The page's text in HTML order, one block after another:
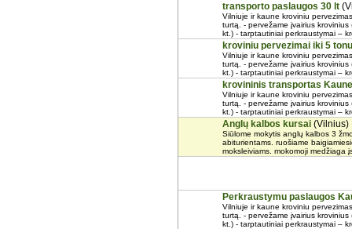
transporto paslaugos 30 lt
Vilniuje ir kaune kroviniu
turtą. - pervežame įvairius
kt.) - tarptautiniai perkraustymai –
kroviniu pervezimai iki 5
Vilniuje ir kaune kroviniu
turtą. - pervežame įvairius
kt.) - tarptautiniai perkraustymai –
krovininis transportas
Vilniuje ir kaune kroviniu
turtą. - pervežame įvairius
kt.) - tarptautiniai perkraustymai –
Anglų kalbos kursai (Vilnius)
Siūlome mokytis anglų kalbos 3
abiturientams. ruošiame
moksleiviams. mokomoji medžiaga
Perkraustymu paslaugos
Vilniuje ir kaune kroviniu
turtą. - pervežame įvairius
kt.) - tarptautiniai perkraustymai –